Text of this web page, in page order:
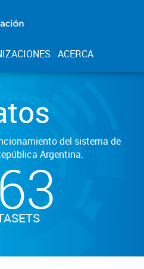
ACERCA
del sistema de
Argentina.